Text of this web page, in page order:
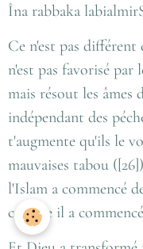
Îna rabbaka
Ce n'est pas
n'est pas favorisé par
mais résout les âmes
indépendant des
t'augmente qu'ils le
mauvaises tabou
l'Islam a commencé
comme il a